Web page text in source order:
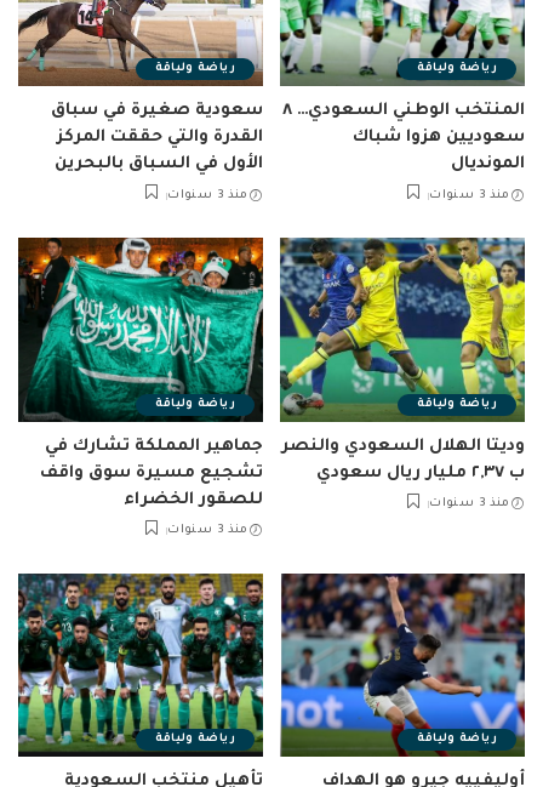
رياضة ولياقة
المنتخب الوطني السعودي… ٨
سعوديين هزوا شباك
المونديال
منذ 3 سنوات
رياضة ولياقة
سعودية صغيرة في سباق
القدرة والتي حققت المركز
الأول في السباق بالبحرين
منذ 3 سنوات
رياضة ولياقة
وديتا الهلال السعودي والنصر
ب ٢,٣٧ مليار ريال سعودي
منذ 3 سنوات
رياضة ولياقة
جماهير المملكة تشارك في
تشجيع مسيرة سوق واقف
للصقور الخضراء
منذ 3 سنوات
رياضة ولياقة
أوليفييه جيرو هو الهداف
رياضة ولياقة
تأهيل منتخب السعودية